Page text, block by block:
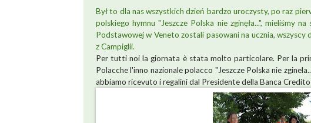
Był to dla nas wszystkich dzień bardzo uroczysty, po raz
polskiego hymnu "Jeszcze Polska nie zginęła...", mieliśmy
Podstawowej w Veneto zostali pasowani na ucznia,
z Campiglii.
Per tutti noi la giornata è stata molto particolare. Per la
Polacche l'inno nazionale polacco "Jeszcze Polska nie
abbiamo ricevuto i regalini dal Presidente della Banca